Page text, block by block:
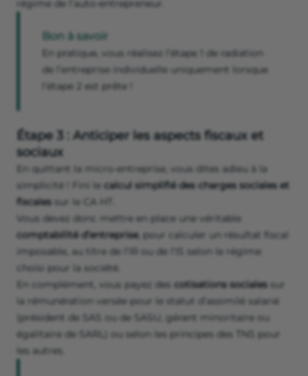
régime de l’auto-entrepreneur.
Bon à savoir
En pratique, vous réalisez l’étape 1 de radiation
de l’entreprise individuelle uniquement lorsque
l’étape 2 est prête !
Étape 3 : Anticiper les aspects fiscaux et
sociaux
En quittant la micro-entreprise, vous dites adieu à la
simplicité ! Fini le calcul simplifié des charges sociales et
fiscales sur le CA HT.
Vous devez donc mettre en place une véritable
comptabilité d’entreprise, pour calculer un résultat fiscal
imposable, au titre de l’IR ou de l’IS selon le régime
choisi pour la société.
En complément, vous payez des cotisations sociales sur
la rémunération versée pour le statut d’assimilé salarié
(président de SAS ou de SASU, gérant minoritaire ou
égalitaire de SARL) ou selon les principes des TNS pour
les autres.